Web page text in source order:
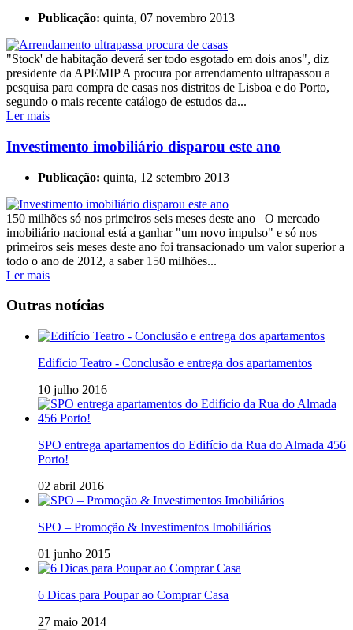
Publicação: quinta, 07 novembro 2013
"Stock' de habitação deverá ser todo esgotado em dois anos", diz
presidente da APEMIP A procura por arrendamento ultrapassou a
pesquisa para compra de casas nos distritos de Lisboa e do Porto,
segundo o mais recente catálogo de estudos da...
Ler mais
Investimento imobiliário disparou este ano
Publicação: quinta, 12 setembro 2013
150 milhões só nos primeiros seis meses deste ano O mercado
imobiliário nacional está a ganhar "um novo impulso" e só nos
primeiros seis meses deste ano foi transacionado um valor superior a
todo o ano de 2012, a saber 150 milhões...
Ler mais
Outras notícias
Edifício Teatro - Conclusão e entrega dos apartamentos
10 julho 2016
SPO entrega apartamentos do Edifício da Rua do Almada 456
Porto!
02 abril 2016
SPO – Promoção & Investimentos Imobiliários
01 junho 2015
6 Dicas para Poupar ao Comprar Casa
27 maio 2014